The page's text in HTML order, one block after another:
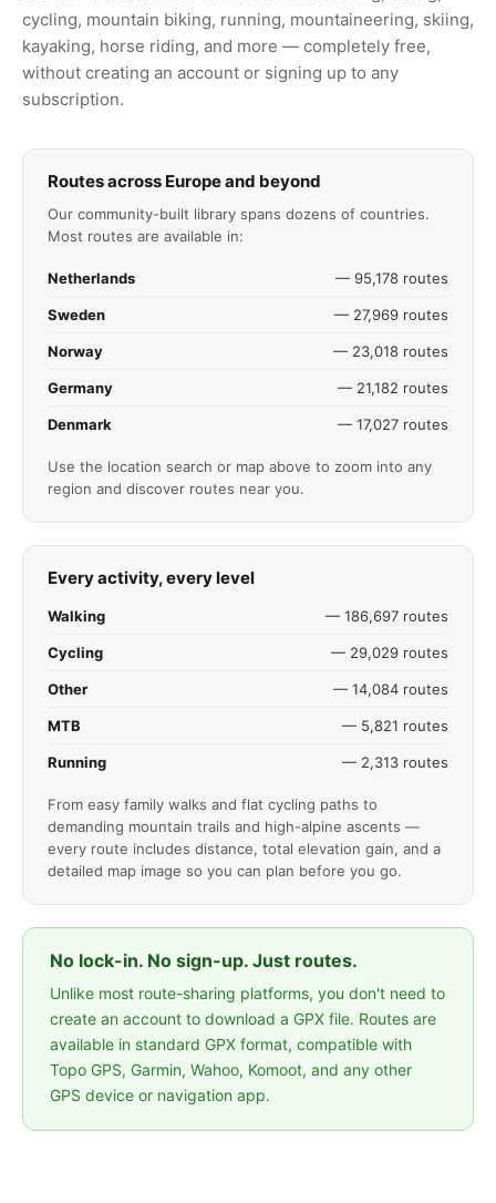
cycling, mountain biking, running, mountaineering, skiing,
kayaking, horse riding, and more — completely free,
without creating an account or signing up to any
subscription.
Routes across Europe and beyond
Our community-built library spans dozens of countries.
Most routes are available in:
Netherlands — 95,178 routes
Sweden — 27,969 routes
Norway — 23,018 routes
Germany — 21,182 routes
Denmark — 17,027 routes
Use the location search or map above to zoom into any
region and discover routes near you.
Every activity, every level
Walking — 186,697 routes
Cycling — 29,029 routes
Other — 14,084 routes
MTB — 5,821 routes
Running — 2,313 routes
From easy family walks and flat cycling paths to
demanding mountain trails and high-alpine ascents —
every route includes distance, total elevation gain, and a
detailed map image so you can plan before you go.
No lock-in. No sign-up. Just routes.
Unlike most route-sharing platforms, you don't need to
create an account to download a GPX file. Routes are
available in standard GPX format, compatible with
Topo GPS, Garmin, Wahoo, Komoot, and any other
GPS device or navigation app.